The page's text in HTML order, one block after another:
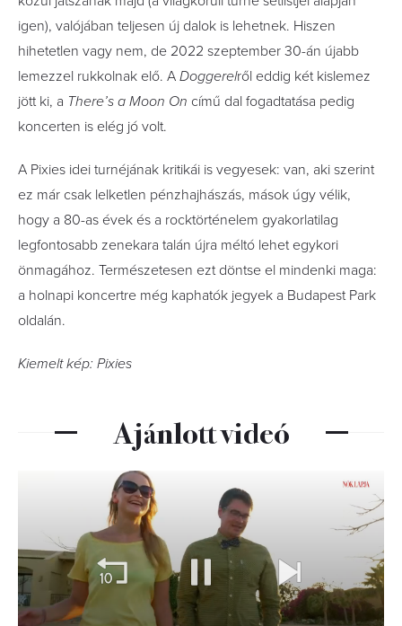
igen), valójában teljesen új dalok is lehetnek. Hiszen
hihetetlen vagy nem, de 2022 szeptember 30-án újabb
lemezzel rukkolnak elő. A Doggerelről eddig két kislemez
jött ki, a There’s a Moon On című dal fogadtatása pedig
koncerten is elég jó volt.
A Pixies idei turnéjának kritikái is vegyesek: van, aki szerint
ez már csak lelketlen pénzhajhászás, mások úgy vélik,
hogy a 80-as évek és a rocktörténelem gyakorlatilag
legfontosabb zenekara talán újra méltó lehet egykori
önmagához. Természetesen ezt döntse el mindenki maga:
a holnapi koncertre még kaphatók jegyek a Budapest Park
oldalán.
Kiemelt kép: Pixies
Ajánlott videó